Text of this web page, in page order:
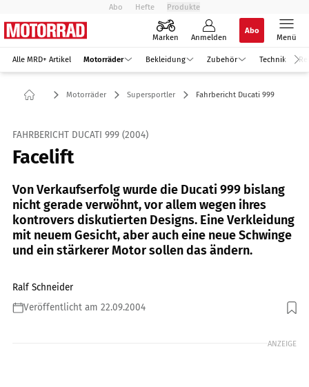
Abo Hefte Produkte
Marken Anmelden
Abo
Menü
Alle MRD+ Artikel Motorräder Bekleidung Zubehör Technik
Motorräder Supersportler Fahrbericht Ducati 999
FAHRBERICHT DUCATI 999 (2004)
Facelift
Von Verkaufserfolg wurde die Ducati 999 bislang
nicht gerade verwöhnt, vor allem wegen ihres
kontrovers diskutierten Designs. Eine Verkleidung
mit neuem Gesicht, aber auch eine neue Schwinge
und ein stärkerer Motor sollen das ändern.
Ralf Schneider
Veröffentlicht am 22.09.2004
Foto: Foto: Künstle
ANZEIGE